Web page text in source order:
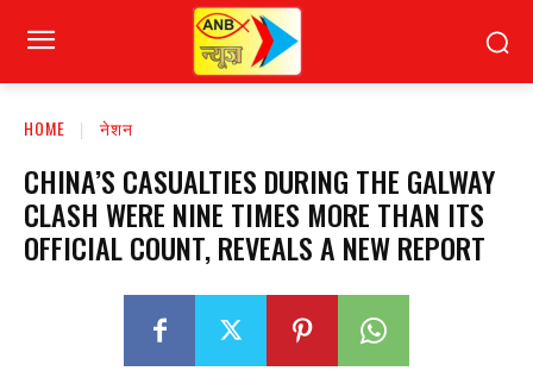
HOME नेशन
CHINA’S CASUALTIES DURING THE GALWAY
CLASH WERE NINE TIMES MORE THAN ITS
OFFICIAL COUNT, REVEALS A NEW REPORT